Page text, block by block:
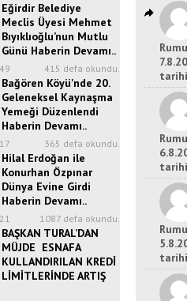
Eğirdir Belediye
Meclis Üyesi Mehmet
Bıyıklıoğlu’nun Mutlu
Günü Haberin Devamı..
415 defa okundu.
Bağören Köyü'nde 20.
Geleneksel Kaynaşma
Yemeği Düzenlendi
Haberin Devamı..
365 defa okundu.
Hilal Erdoğan ile
Konurhan Özpınar
Dünya Evine Girdi
Haberin Devamı..
1087 defa okundu.
BAŞKAN TURAL’DAN
MÜJDE ESNAFA
KULLANDIRILAN KREDİ
LİMİTLERİNDE ARTIŞ